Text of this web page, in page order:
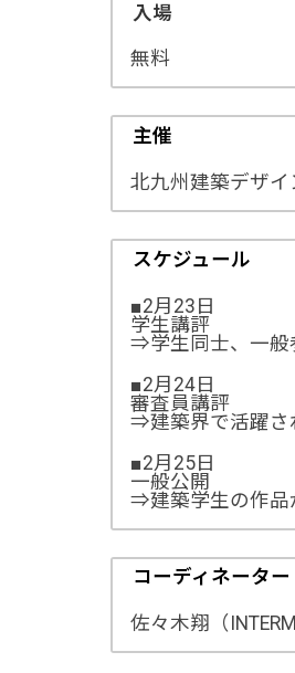
入場
無料
主催
北九州建築デザ
スケジュール
■2月23日
学生講評
⇒学生同士、一般
■2月24日
審査員講評
⇒建築界で活躍さ
■2月25日
一般公開
⇒建築学生の作品
コーディネーター
佐々木翔（